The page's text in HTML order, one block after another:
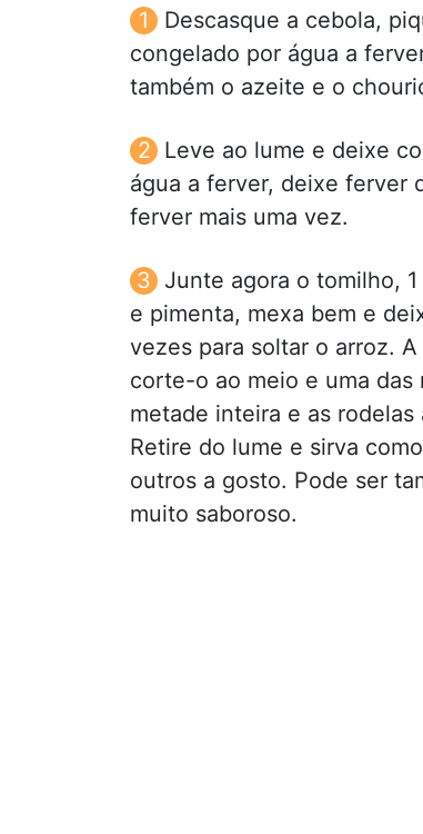
Descasque a cebola,
congelado por água a
também o azeite e o
Leve ao lume e deixe
água a ferver, deixe ferver
ferver mais uma vez.
Junte agora o tomilho,
e pimenta, mexa bem e
vezes para soltar o arroz.
corte-o ao meio e uma
metade inteira e as
Retire do lume e sirva
outros a gosto. Pode ser
muito saboroso.